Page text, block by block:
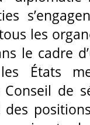
les
le cadre
États
de